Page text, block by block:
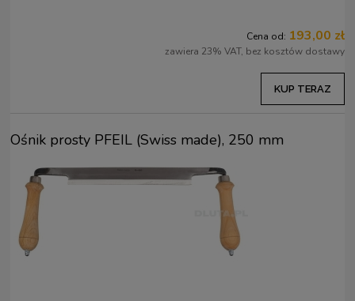
Cena od: 193,00 zł
zawiera 23% VAT, bez kosztów dostawy
KUP TERAZ
Ośnik prosty PFEIL (Swiss made), 250 mm